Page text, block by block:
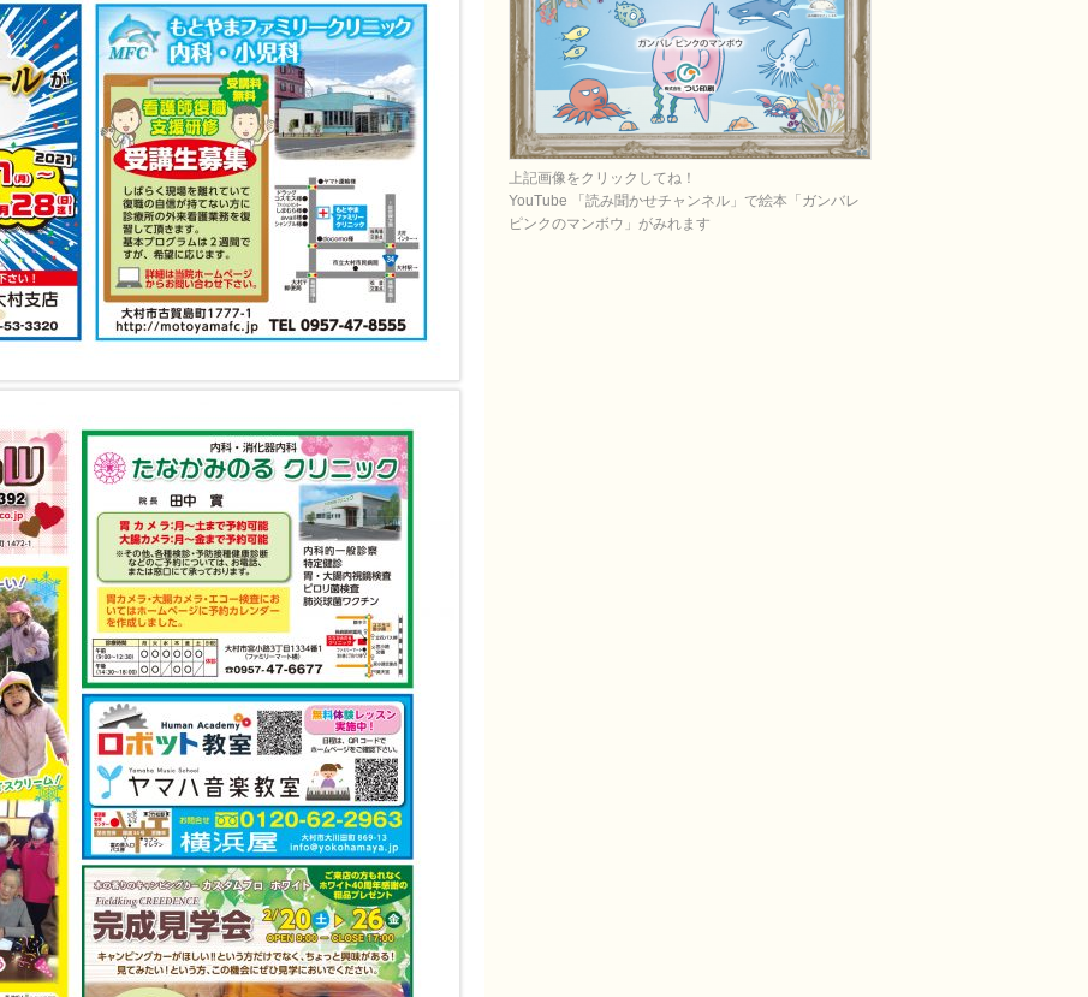
上記画像をクリックしてね！
YouTube 「読み聞かせチャンネル」で絵本「ガンバレ
ピンクのマンボウ」がみれます